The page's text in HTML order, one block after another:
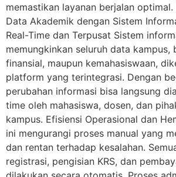
memastikan layanan berjalan optimal.
Data Akademik dengan Sistem
Real-Time dan Terpusat Sistem
memungkinkan seluruh data kampus,
finansial, maupun kemahasiswaan,
platform yang terintegrasi. Dengan
perubahan informasi bisa langsung
time oleh mahasiswa, dosen, dan
kampus. Efisiensi Operasional dan
ini mengurangi proses manual yang
dan rentan terhadap kesalahan.
registrasi, pengisian KRS, dan